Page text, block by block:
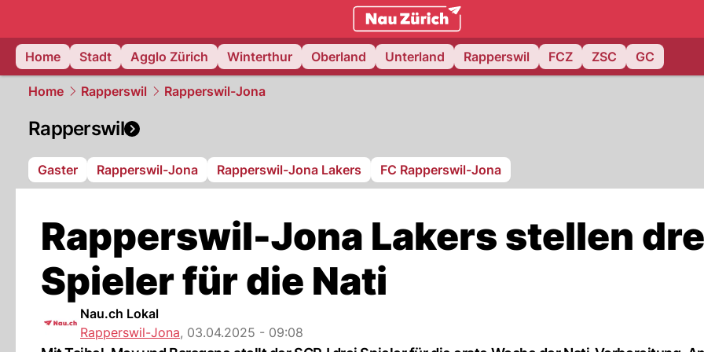
zurich.NAU.ch
Home
Stadt Agglo Zürich Winterthur Oberland Unterland Rapperswil FCZ ZSC GC
Home Rapperswil Rapperswil-Jona
Rapperswil
Gaster Rapperswil-Jona Rapperswil-Jona Lakers FC Rapperswil-Jona
Rapperswil-Jona Lakers stellen
Spieler für die Nati
Nau.ch Lokal
Rapperswil-Jona, 03.04.2025 - 09:08